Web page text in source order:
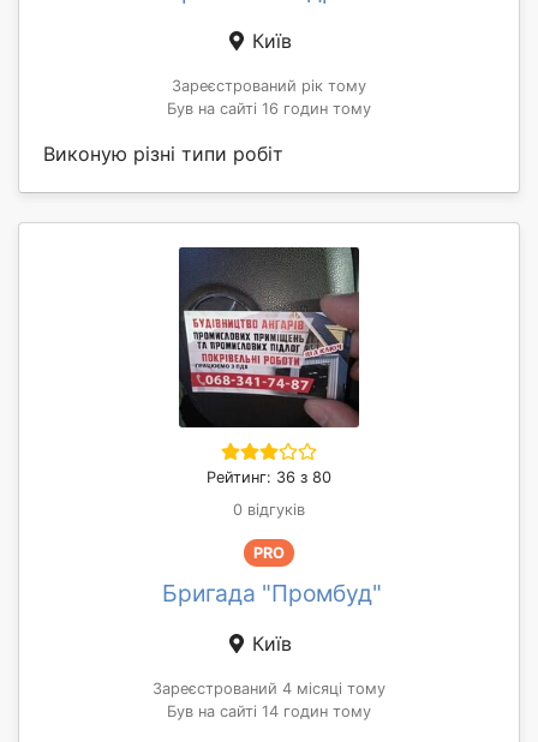
Київ
Зареєстрований рік тому
Був на сайті 16 годин тому
Виконую різні типи робіт
Рейтинг: 36 з 80
0 відгуків
PRO
Бригада "Промбуд"
Київ
Зареєстрований 4 місяці тому
Був на сайті 14 годин тому